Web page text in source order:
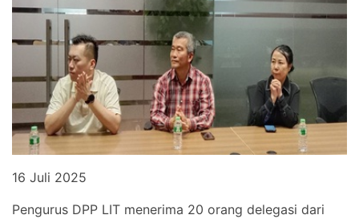
16 Juli 2025
Pengurus DPP LIT menerima 20 orang delegasi dari